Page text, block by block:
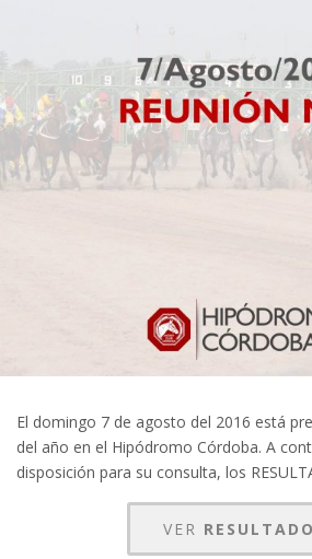
El domingo 7 de agosto del 2016 está
del año en el Hipódromo Córdoba. A
disposición para su consulta, los
VER